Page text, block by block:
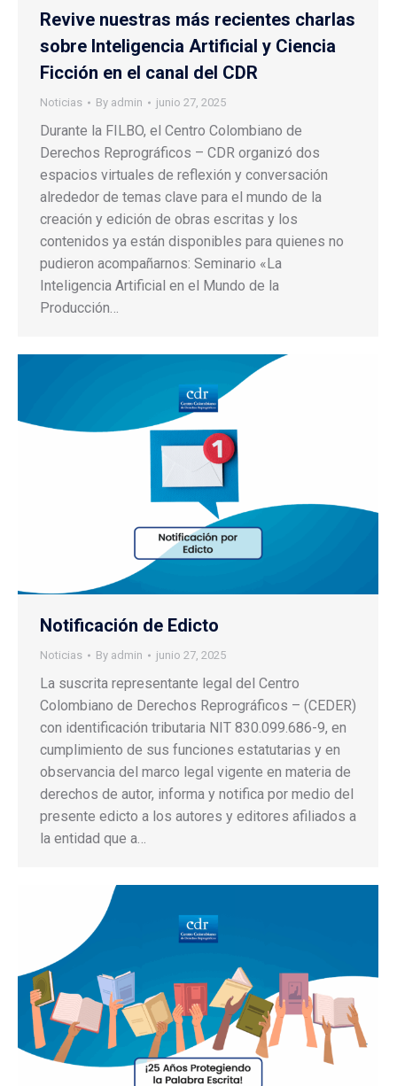
Revive nuestras más recientes charlas
sobre Inteligencia Artificial y Ciencia
Ficción en el canal del CDR
Noticias By admin junio 27, 2025
Durante la FILBO, el Centro Colombiano de
Derechos Reprográficos – CDR organizó dos
espacios virtuales de reflexión y conversación
alrededor de temas clave para el mundo de la
creación y edición de obras escritas y los
contenidos ya están disponibles para quienes no
pudieron acompañarnos: Seminario «La
Inteligencia Artificial en el Mundo de la
Producción…
Notificación de Edicto
Noticias By admin junio 27, 2025
La suscrita representante legal del Centro
Colombiano de Derechos Reprográficos – (CEDER)
con identificación tributaria NIT 830.099.686-9, en
cumplimiento de sus funciones estatutarias y en
observancia del marco legal vigente en materia de
derechos de autor, informa y notifica por medio del
presente edicto a los autores y editores afiliados a
la entidad que a…